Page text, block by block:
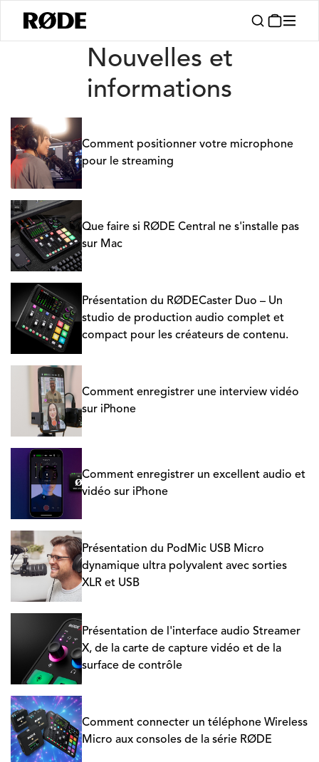
Nouvelles
Nouvelles et
informations
Comment positionner votre microphone
pour le streaming
Que faire si RØDE Central ne s'installe pas
sur Mac
Présentation du RØDECaster Duo – Un
studio de production audio complet et
compact pour les créateurs de contenu.
Comment enregistrer une interview vidéo
sur iPhone
Comment enregistrer un excellent audio et
vidéo sur iPhone
Présentation du PodMic USB Micro
dynamique ultra polyvalent avec sorties
XLR et USB
Présentation de l'interface audio Streamer
X, de la carte de capture vidéo et de la
surface de contrôle
Comment connecter un téléphone Wireless
Micro aux consoles de la série RØDE